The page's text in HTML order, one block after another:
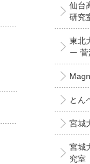
仙台
研究
東北
ー
とん
宮城
宮城
究室